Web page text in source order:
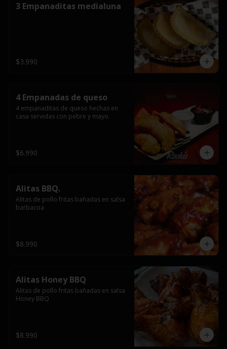
3 Empanaditas medialuna
$3.990
4 Empanadas de queso
4 empanaditas de queso hechas en
casa servidas con pebre y mayo.
$6.990
Alitas BBQ.
Alitas de pollo fritas bañadas en salsa
barbacoa
$8.990
Alitas Honey BBQ
Alitas de pollo fritas bañadas en salsa
Honey BBQ
$8.990